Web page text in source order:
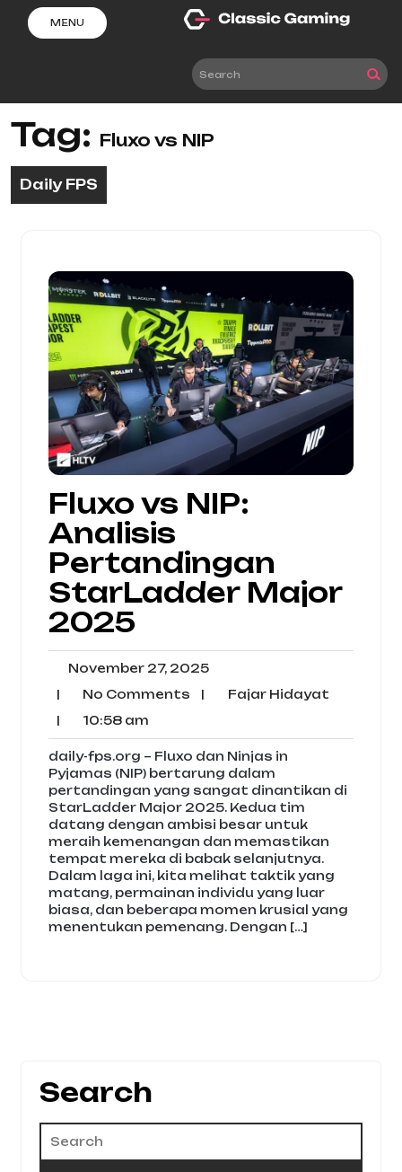
content
MENU
Tag: Fluxo vs NIP
Daily FPS
Fluxo vs NIP:
Analisis
Pertandingan
StarLadder Major
2025
November 27, 2025November
2025
| No Comments No| Fajar HidayatFajar
| 10:58 am
am
daily-fps.org – Fluxo dan Ninjas in
Pyjamas (NIP) bertarung dalam
pertandingan yang sangat dinantikan di
StarLadder Major 2025. Kedua tim
datang dengan ambisi besar untuk
meraih kemenangan dan memastikan
tempat mereka di babak selanjutnya.
Dalam laga ini, kita melihat taktik yang
matang, permainan individu yang luar
biasa, dan beberapa momen krusial yang
menentukan pemenang. Dengan […]
Search